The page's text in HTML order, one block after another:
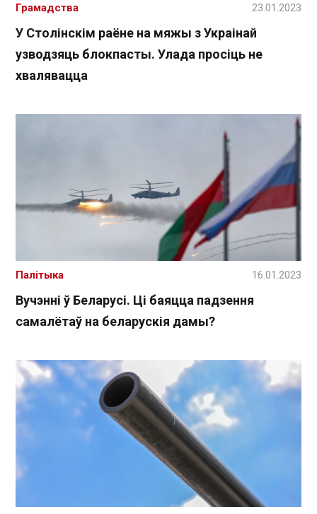
У Столінскім раёне на мяжы з Украінай
узводзяць блокпасты. Улада просіць не
хвалявацца
Грамадства 23.01.2023
Вучэнні ў Беларусі. Ці баяцца падзення
самалётаў на беларускія дамы?
Палітыка 16.01.2023